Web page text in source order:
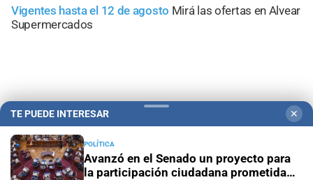
Vigentes hasta el 12 de agosto Mirá las ofertas en Alvear
Supermercados
TE PUEDE INTERESAR ✕
POLÍTICA
Avanzó en el Senado un proyecto para
la participación ciudadana prometida